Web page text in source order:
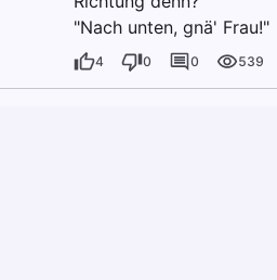
"Nach unten, gnä' Frau!"
4 0 0 539